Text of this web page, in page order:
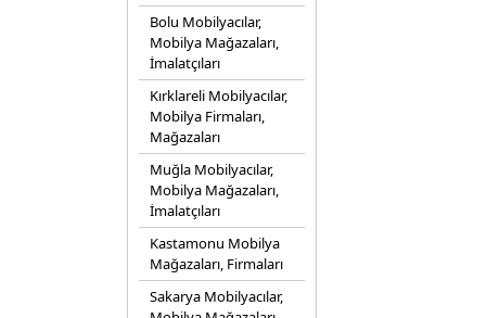
Bolu Mobilyacılar,
Mobilya Mağazaları,
İmalatçıları
Kırklareli Mobilyacılar,
Mobilya Firmaları,
Mağazaları
Muğla Mobilyacılar,
Mobilya Mağazaları,
İmalatçıları
Kastamonu Mobilya
Mağazaları, Firmaları
Sakarya Mobilyacılar,